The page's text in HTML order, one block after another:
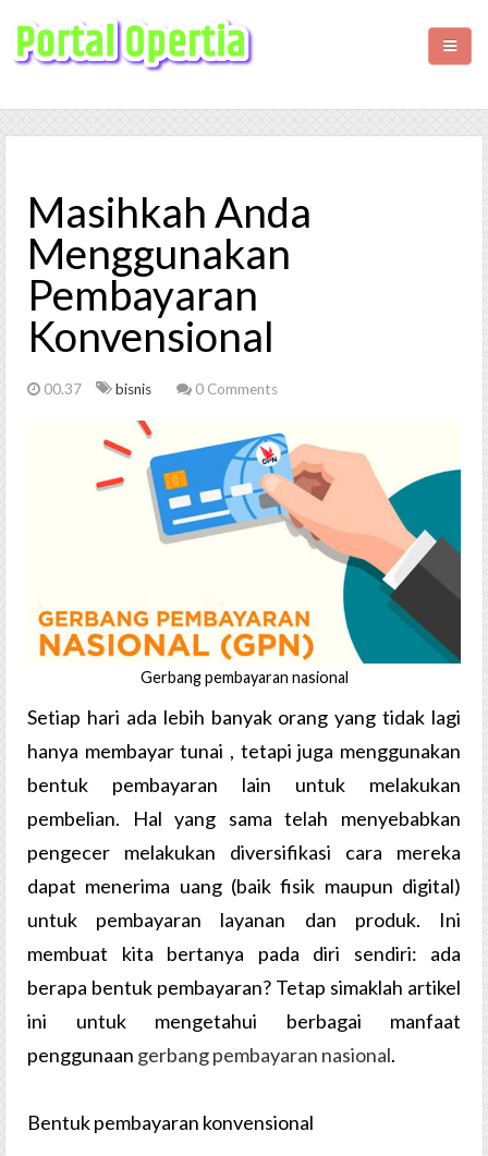
KESEHATAN
WISATA
LIFESTYLE
Masihkah Anda
Menggunakan
Pembayaran
Konvensional
00.37 bisnis 0 Comments
Gerbang pembayaran nasional
Setiap hari ada lebih banyak orang yang tidak lagi
hanya membayar tunai , tetapi juga menggunakan
bentuk pembayaran lain untuk melakukan
pembelian. Hal yang sama telah menyebabkan
pengecer melakukan diversifikasi cara mereka
dapat menerima uang (baik fisik maupun digital)
untuk pembayaran layanan dan produk. Ini
membuat kita bertanya pada diri sendiri: ada
berapa bentuk pembayaran? Tetap simaklah artikel
ini untuk mengetahui berbagai manfaat
penggunaan gerbang pembayaran nasional.
Bentuk pembayaran konvensional